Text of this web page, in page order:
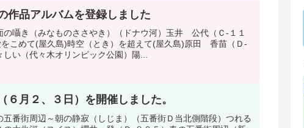
作品アルバムを登録しました
囁き（みなものささやき）（ドナウ河）玉井 公代（Ｃ-１１
こめて(屋久島)時空（とき）を超えて(屋久島)原田 香苗（Ｄ-
い（代々木オリンピック公園）陽...
６月２、３日）を開催しました。
番街周辺～朝の静寂（しじま）（五番街Ｄ当北側階段）つれる